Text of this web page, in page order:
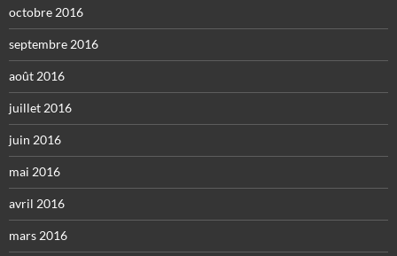
octobre 2016
septembre 2016
août 2016
juillet 2016
juin 2016
mai 2016
avril 2016
mars 2016